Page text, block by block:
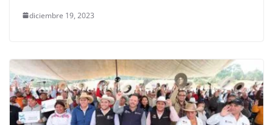
diciembre 19, 2023